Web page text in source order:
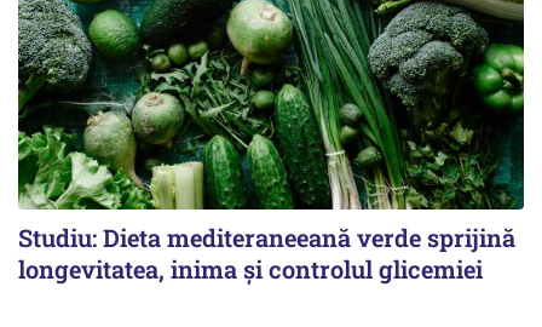
Studiu: Dieta mediteraneeană verde sprijină
longevitatea, inima și controlul glicemiei